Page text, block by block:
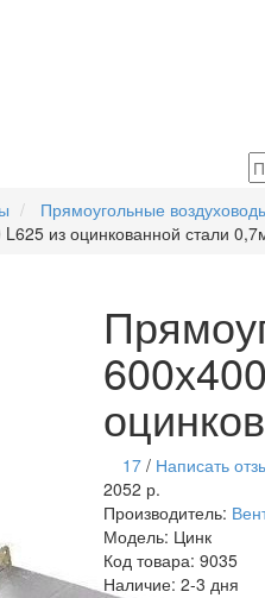
Прямоугольные
из оцинкованной стали
17 / Написать
2052 р.
Производитель:
Модель: Цинк
Код товара:9035
Наличие:2-3 дня